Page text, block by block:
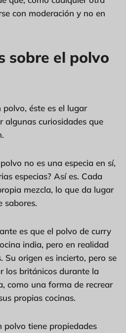
con moderación y no en
sobre el polvo
éste es el lugar
algunas curiosidades que
no es una especia en sí,
especias? Así es. Cada
mezcla, lo que da lugar
sabores.
es que el polvo de curry
india, pero en realidad
Su origen es incierto, pero se
los británicos durante la
como una forma de recrear
propias cocinas.
polvo tiene propiedades